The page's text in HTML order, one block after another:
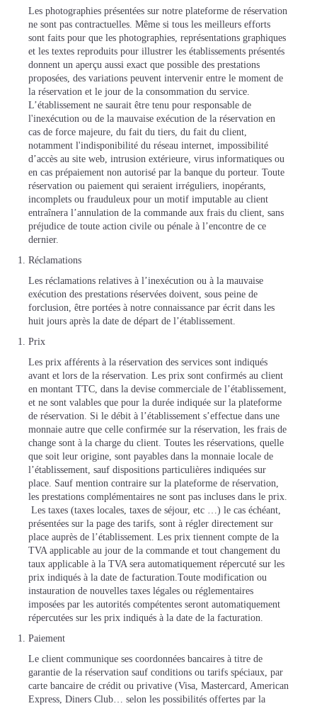
Les photographies présentées sur notre plateforme de réservation
ne sont pas contractuelles. Même si tous les meilleurs efforts
sont faits pour que les photographies, représentations graphiques
et les textes reproduits pour illustrer les établissements présentés
donnent un aperçu aussi exact que possible des prestations
proposées, des variations peuvent intervenir entre le moment de
la réservation et le jour de la consommation du service.
L’établissement ne saurait être tenu pour responsable de
l'inexécution ou de la mauvaise exécution de la réservation en
cas de force majeure, du fait du tiers, du fait du client,
notamment l'indisponibilité du réseau internet, impossibilité
d’accès au site web, intrusion extérieure, virus informatiques ou
en cas prépaiement non autorisé par la banque du porteur. Toute
réservation ou paiement qui seraient irréguliers, inopérants,
incomplets ou frauduleux pour un motif imputable au client
entraînera l’annulation de la commande aux frais du client, sans
préjudice de toute action civile ou pénale à l’encontre de ce
dernier.
Réclamations
Les réclamations relatives à l’inexécution ou à la mauvaise
exécution des prestations réservées doivent, sous peine de
forclusion, être portées à notre connaissance par écrit dans les
huit jours après la date de départ de l’établissement.
Prix
Les prix afférents à la réservation des services sont indiqués
avant et lors de la réservation. Les prix sont confirmés au client
en montant TTC, dans la devise commerciale de l’établissement,
et ne sont valables que pour la durée indiquée sur la plateforme
de réservation. Si le débit à l’établissement s’effectue dans une
monnaie autre que celle confirmée sur la réservation, les frais de
change sont à la charge du client. Toutes les réservations, quelle
que soit leur origine, sont payables dans la monnaie locale de
l’établissement, sauf dispositions particulières indiquées sur
place. Sauf mention contraire sur la plateforme de réservation,
les prestations complémentaires ne sont pas incluses dans le prix.
Les taxes (taxes locales, taxes de séjour, etc …) le cas échéant,
présentées sur la page des tarifs, sont à régler directement sur
place auprès de l’établissement. Les prix tiennent compte de la
TVA applicable au jour de la commande et tout changement du
taux applicable à la TVA sera automatiquement répercuté sur les
prix indiqués à la date de facturation.Toute modification ou
instauration de nouvelles taxes légales ou réglementaires
imposées par les autorités compétentes seront automatiquement
répercutées sur les prix indiqués à la date de la facturation.
Paiement
Le client communique ses coordonnées bancaires à titre de
garantie de la réservation sauf conditions ou tarifs spéciaux, par
carte bancaire de crédit ou privative (Visa, Mastercard, American
Express, Diners Club… selon les possibilités offertes par la